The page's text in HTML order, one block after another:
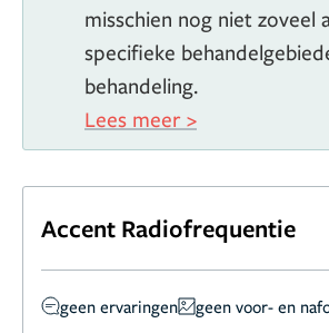
misschien nog niet zoveel
specifieke
behandeling.
Lees meer >
Accent Radiofrequentie
geen ervaringen geen voor- en